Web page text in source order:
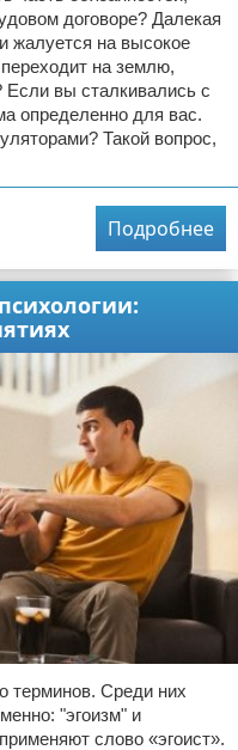
договоре? Далекая
жалуется на высокое
на землю,
Если вы сталкивались с
определенно для вас.
Такой вопрос,
Подробнее
терминов. Среди них
"эгоизм" и
слово «эгоист».